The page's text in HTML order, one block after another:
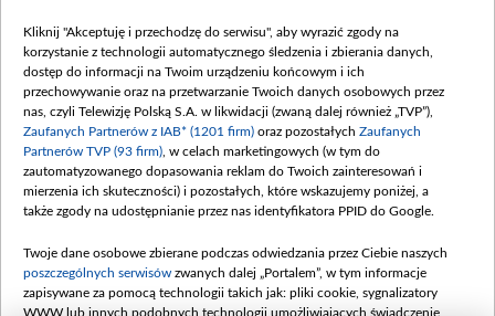
Procedura zgłoszeń wewnętrznych
Kliknij "Akceptuję i przechodzę do serwisu", aby wyrazić zgody na
korzystanie z technologii automatycznego śledzenia i zbierania danych,
dostęp do informacji na Twoim urządzeniu końcowym i ich
przechowywanie oraz na przetwarzanie Twoich danych osobowych przez
nas, czyli Telewizję Polską S.A. w likwidacji (zwaną dalej również „TVP”),
Zaufanych Partnerów z IAB* (1201 firm) oraz pozostałych Zaufanych
Partnerów TVP (93 firm) , w celach marketingowych (w tym do
zautomatyzowanego dopasowania reklam do Twoich zainteresowań i
mierzenia ich skuteczności) i pozostałych, które wskazujemy poniżej, a
także zgody na udostępnianie przez nas identyfikatora PPID do Google.
Twoje dane osobowe zbierane podczas odwiedzania przez Ciebie naszych
poszczególnych serwisów zwanych dalej „Portalem”, w tym informacje
zapisywane za pomocą technologii takich jak: pliki cookie, sygnalizatory
WWW lub innych podobnych technologii umożliwiających świadczenie